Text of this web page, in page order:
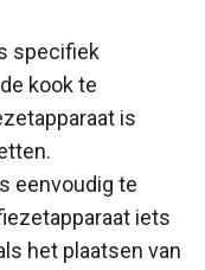
specifiek
kook te
is
eenvoudig te
iets
het plaatsen van